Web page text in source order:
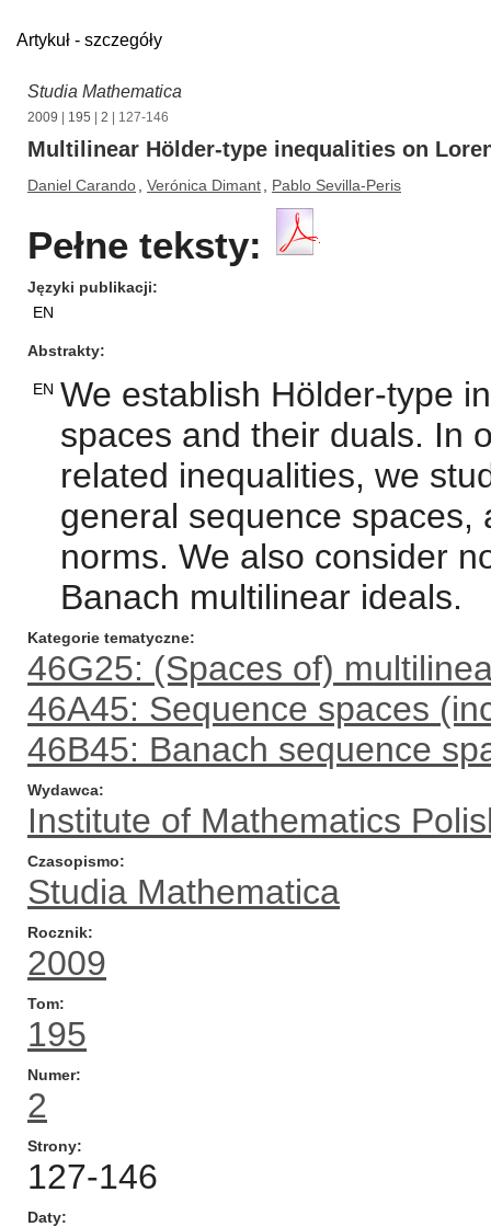
Artykuł - szczegóły
Studia Mathematica
2009 195 2 | 127-146
Multilinear Hölder-type inequalities on
Daniel Carando Verónica Dimant Pablo Sevilla-Peris
Pełne teksty:
Języki publikacji
EN
Abstrakty
EN We establish Hölder-type
spaces and their duals. In
related inequalities, we
general sequence
norms. We also consider
Banach multilinear ideals.
Kategorie tematyczne
46G25: (Spaces of)
46A45: Sequence spaces
46B45: Banach sequence
Wydawca
Institute of Mathematics
Czasopismo
Studia Mathematica
Rocznik
2009
Tom
195
Numer
2
Strony
127-146
Daty